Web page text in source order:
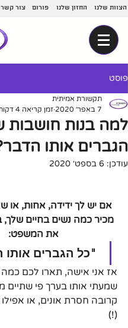
צור קשר פורום החזון שלנו הצוות שלנו
פוסט
למה בנות חושבות
הגברים אותו
תקשורת אמיתית
7 באפר׳ 2020
זמן קריאה 4 דקות
עודכן: 6 בספט׳ 2020
אם יש לך ידידה, אחות, או
מכיר כמה נשים בחיים שלך,
את המשפט:
אז אני אישה, תארו לכם כמה
שמעתי אותו בערך פי שתיים
קרובה חסרת אונים, או
(!)